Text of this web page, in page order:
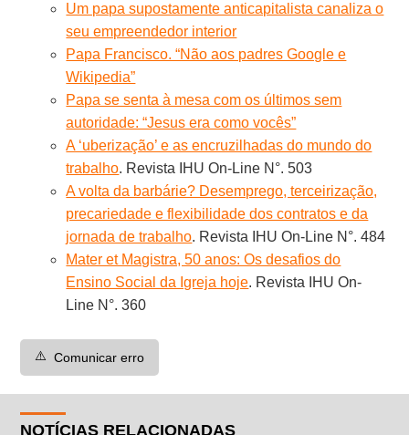
Um papa supostamente anticapitalista canaliza o
seu empreendedor interior
Papa Francisco. “Não aos padres Google e
Wikipedia”
Papa se senta à mesa com os últimos sem
autoridade: “Jesus era como vocês”
A ‘uberização’ e as encruzilhadas do mundo do
trabalho. Revista IHU On-Line N°. 503
A volta da barbárie? Desemprego, terceirização,
precariedade e flexibilidade dos contratos e da
jornada de trabalho. Revista IHU On-Line N°. 484
Mater et Magistra, 50 anos: Os desafios do
Ensino Social da Igreja hoje. Revista IHU On-
Line N°. 360
⚠️ Comunicar erro
NOTÍCIAS RELACIONADAS